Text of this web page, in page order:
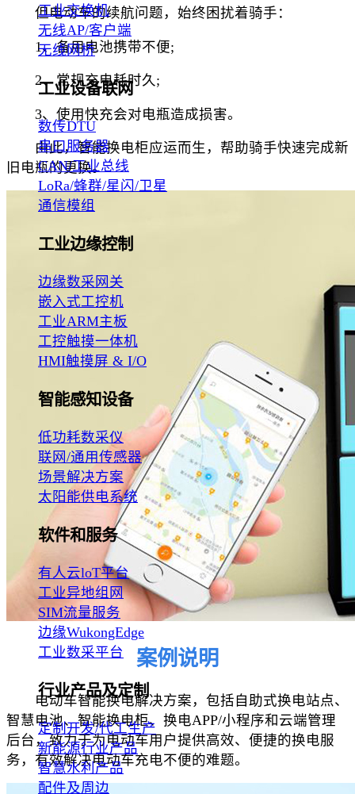
工业交换机
无线AP/客户端
无线网桥
工业设备联网
数传DTU
串口服务器
CAN/工业总线
LoRa/蜂群/星闪/卫星
通信模组
工业边缘控制
边缘数采网关
嵌入式工控机
工业ARM主板
工控触摸一体机
HMI触摸屏 & I/O
智能感知设备
低功耗数采仪
联网/通用传感器
场景解决方案
太阳能供电系统
软件和服务
有人云loT平台
工业异地组网
SIM流量服务
边缘WukongEdge
工业数采平台
行业产品及定制
定制开发/代工生产
新能源行业产品
智慧水利产品
配件及周边
但电动车的续航问题，始终困扰着骑手：
1、备用电池携带不便;
2、常规充电耗时久;
3、使用快充会对电瓶造成损害。
由此，智能换电柜应运而生，帮助骑手快速完成新
旧电瓶的更换。
案例说明
电动车智能换电解决方案，包括自助式换电站点、
智慧电池、智能换电柜、换电APP/小程序和云端管理
后台，致力于为电动车用户提供高效、便捷的换电服
务，有效解决电动车充电不便的难题。